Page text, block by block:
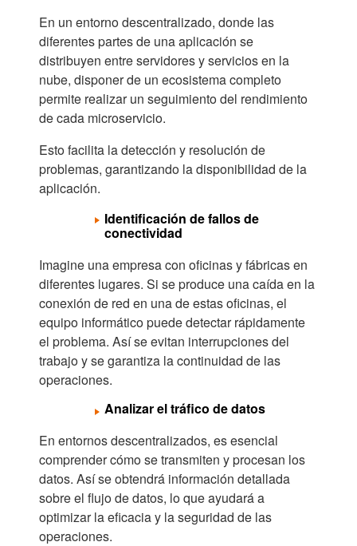
En un entorno descentralizado, donde las
diferentes partes de una aplicación se
distribuyen entre servidores y servicios en la
nube, disponer de un ecosistema completo
permite realizar un seguimiento del rendimiento
de cada microservicio.
Esto facilita la detección y resolución de
problemas, garantizando la disponibilidad de la
aplicación.
Identificación de fallos de
conectividad
Imagine una empresa con oficinas y fábricas en
diferentes lugares. Si se produce una caída en la
conexión de red en una de estas oficinas, el
equipo informático puede detectar rápidamente
el problema. Así se evitan interrupciones del
trabajo y se garantiza la continuidad de las
operaciones.
Analizar el tráfico de datos
En entornos descentralizados, es esencial
comprender cómo se transmiten y procesan los
datos. Así se obtendrá información detallada
sobre el flujo de datos, lo que ayudará a
optimizar la eficacia y la seguridad de las
operaciones.